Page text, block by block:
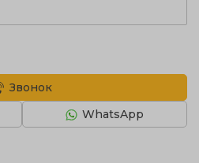
Звонок
WhatsApp